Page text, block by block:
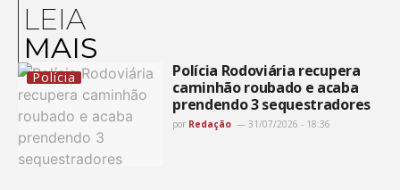
LEIA
MAIS
Polícia
Polícia Rodoviária recupera
caminhão roubado e acaba
prendendo 3 sequestradores
por Redação 31/07/2026 - 18:36